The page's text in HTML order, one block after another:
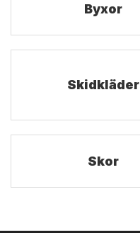
Byxor
Skidkläder
Skor